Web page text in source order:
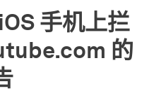
手机上拦
的